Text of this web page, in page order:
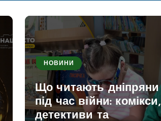
НОВИНИ
Що читають дніпряни
під час війни: комікси,
детективи та